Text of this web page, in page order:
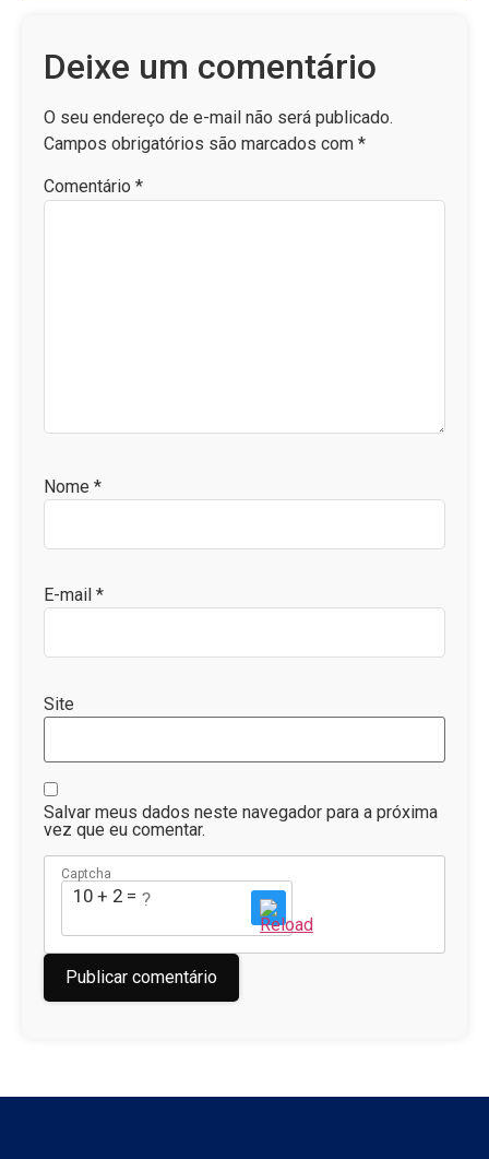
Deixe um comentário
O seu endereço de e-mail não será publicado.
Campos obrigatórios são marcados com *
Comentário *
Nome *
E-mail *
Site
Salvar meus dados neste navegador para a próxima
vez que eu comentar.
Captcha
10 + 2 = ?